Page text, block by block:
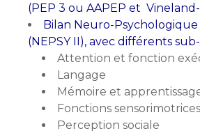
(PEP 3 ou AAPEP et
Bilan Neuro-
(NEPSY II), avec différents
Attention et fonction
Langage
Mémoire et
Fonctions sensorimotrices
Perception sociale